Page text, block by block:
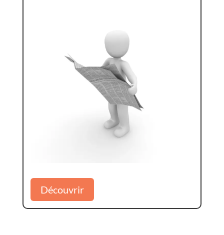
Découvrir